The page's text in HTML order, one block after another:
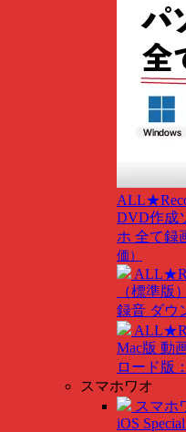
DVD作成
ホ 全て録
価）
（標準版）
録音 ダウ
Mac版 動
ロード版
スマホワオ
スマホ
iOS Special